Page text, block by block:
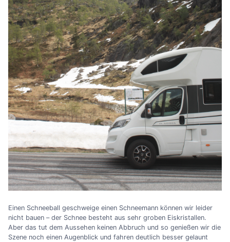
Einen Schneeball geschweige einen Schneemann können wir leider
nicht bauen –der Schnee besteht aus sehr groben Eiskristallen.
Aber das tut dem Aussehen keinen Abbruch und so genießen wir die
Szene noch einen Augenblick und fahren deutlich besser gelaunt